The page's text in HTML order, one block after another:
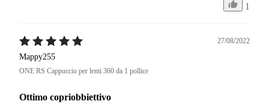
1
27/08/2022
Mappy255
ONE RS Cappuccio per lenti 360 da 1 pollice
Ottimo copriobbiettivo